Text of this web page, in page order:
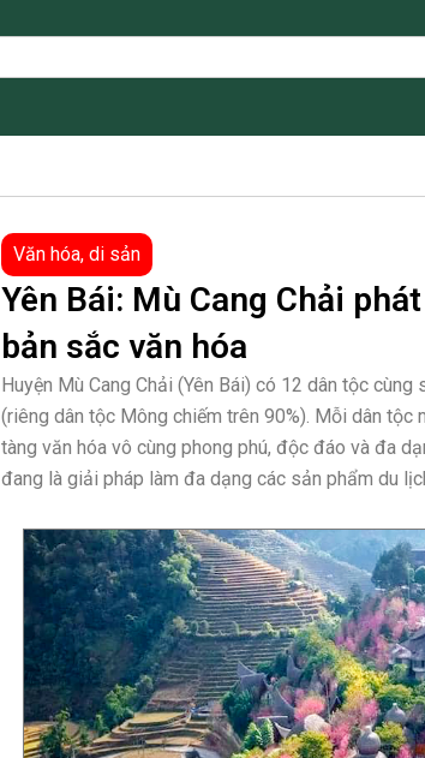
Văn hóa, di sản
Yên Bái: Mù Cang Chải
bản sắc văn hóa
Huyện Mù Cang Chải (Yên Bái) có 12 dân tộc
(riêng dân tộc Mông chiếm trên 90%). Mỗi dân tộc
tàng văn hóa vô cùng phong phú, độc đáo và đa
đang là giải pháp làm đa dạng các sản phẩm du